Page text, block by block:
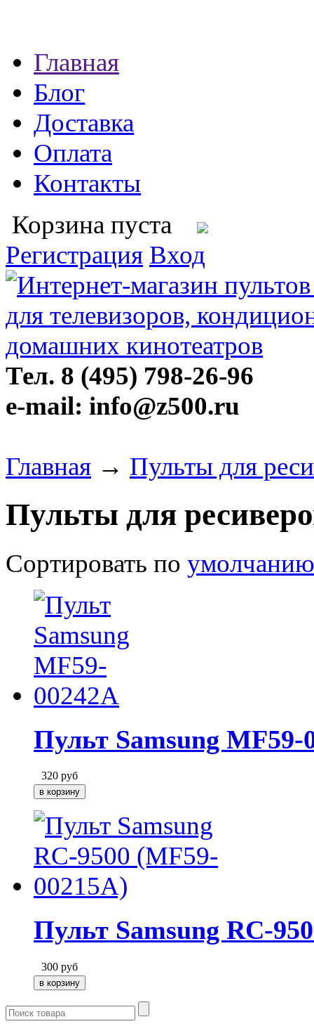
Главная
Блог
Доставка
Оплата
Контакты
Корзина пуста
Регистрация Вход
Тел. 8 (495) 798-26-96
e-mail: info@z500.ru
Главная → Пульты для
Пульты для
Сортировать по умолчанию
Пульт Samsung MF59-
320 руб
Пульт Samsung RC-
300 руб